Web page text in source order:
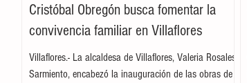
Cristóbal Obregón busca fomentar la
convivencia familiar en Villaflores
Villaflores.- La alcaldesa de Villaflores, Valeria Rosales
Sarmiento, encabezó la inauguración de las obras de